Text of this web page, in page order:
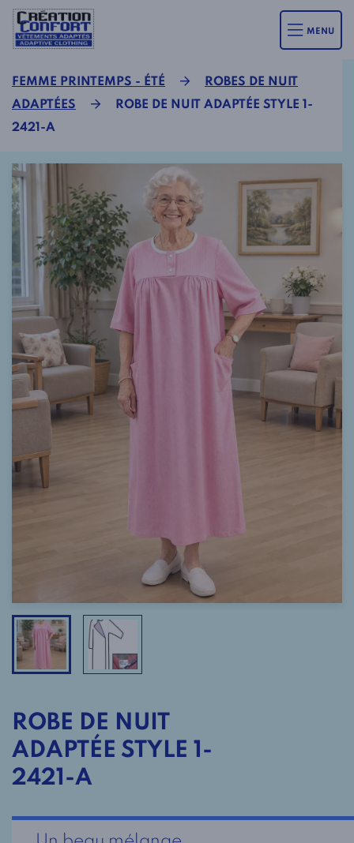
MENU
FEMME PRINTEMPS - ÉTÉ
ROBES DE NUIT
ADAPTÉES
ROBE DE NUIT ADAPTÉE STYLE 1-
2421-A
ROBE DE NUIT
ADAPTÉE STYLE 1-
2421-A